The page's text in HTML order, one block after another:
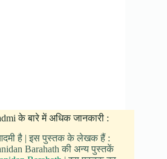
के बारे में अधिक जानकारी :
है | इस पुस्तक के लेखक हैं :
Barahath की अन्य पुस्तकें